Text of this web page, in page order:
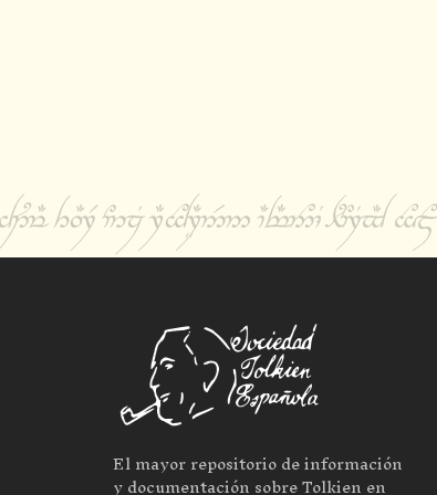
El mayor repositorio de información
y documentación sobre Tolkien en